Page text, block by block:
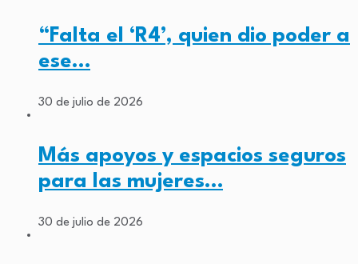
“Falta el ‘R4’, quien dio poder a
ese…
30 de julio de 2026
Más apoyos y espacios seguros
para las mujeres…
30 de julio de 2026